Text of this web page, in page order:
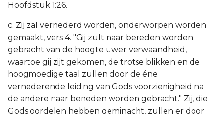
Hoofdstuk 1:26.
c. Zij zal vernederd worden, onderworpen worden
gemaakt, vers 4. "Gij zult naar bereden worden
gebracht van de hoogte uwer verwaandheid,
waartoe gij zijt gekomen, de trotse blikken en de
hoogmoedige taal zullen door de éne
vernederende leiding van Gods voorzienigheid na
de andere naar beneden worden gebracht." Zij, die
Gods oordelen hebben geminacht, zullen er door